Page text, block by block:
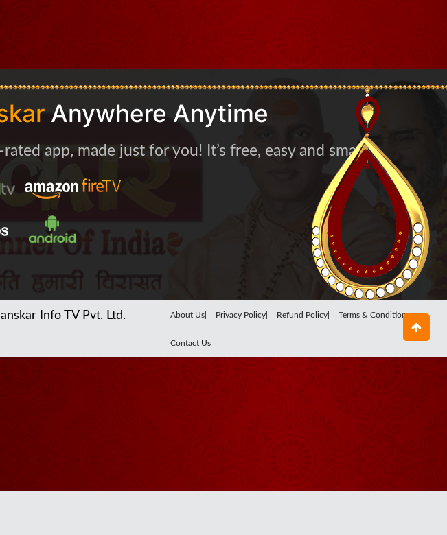
Anywhere Anytime
app, made just for you! It’s free, easy and smart
Info TV Pvt. Ltd. About Us| Privacy Policy| Refund Policy| Terms & Conditions|
Contact Us